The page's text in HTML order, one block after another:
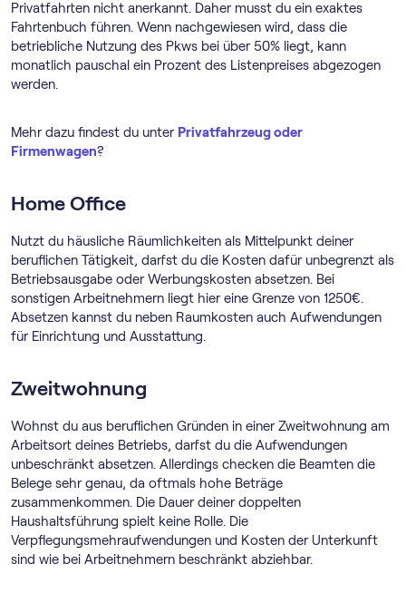
Privatfahrten nicht anerkannt. Daher musst du ein exaktes
Fahrtenbuch führen. Wenn nachgewiesen wird, dass die
betriebliche Nutzung des Pkws bei über 50% liegt, kann
monatlich pauschal ein Prozent des Listenpreises abgezogen
werden.
Mehr dazu findest du unter Privatfahrzeug oder
Firmenwagen?
Home Office
Nutzt du häusliche Räumlichkeiten als Mittelpunkt deiner
beruflichen Tätigkeit, darfst du die Kosten dafür unbegrenzt als
Betriebsausgabe oder Werbungskosten absetzen. Bei
sonstigen Arbeitnehmern liegt hier eine Grenze von 1250€.
Absetzen kannst du neben Raumkosten auch Aufwendungen
für Einrichtung und Ausstattung.
Zweitwohnung
Wohnst du aus beruflichen Gründen in einer Zweitwohnung am
Arbeitsort deines Betriebs, darfst du die Aufwendungen
unbeschränkt absetzen. Allerdings checken die Beamten die
Belege sehr genau, da oftmals hohe Beträge
zusammenkommen. Die Dauer deiner doppelten
Haushaltsführung spielt keine Rolle. Die
Verpflegungsmehraufwendungen und Kosten der Unterkunft
sind wie bei Arbeitnehmern beschränkt abziehbar.